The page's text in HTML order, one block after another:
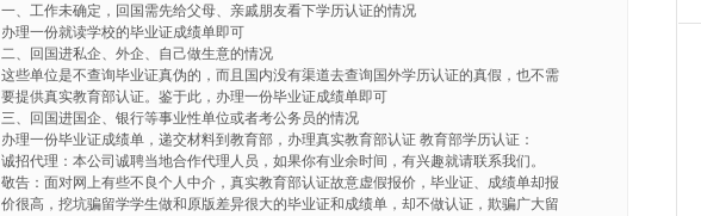
一、工作未确定，回国需先给父母、亲戚朋友看下学历认证的情况
办理一份就读学校的毕业证成绩单即可
二、回国进私企、外企、自己做生意的情况
这些单位是不查询毕业证真伪的，而且国内没有渠道去查询国外学历认证的真假，也不需
要提供真实教育部认证。鉴于此，办理一份毕业证成绩单即可
三、回国进国企、银行等事业性单位或者考公务员的情况
办理一份毕业证成绩单，递交材料到教育部，办理真实教育部认证 教育部学历认证：
诚招代理：本公司诚聘当地合作代理人员，如果你有业余时间，有兴趣就请联系我们。
敬告：面对网上有些不良个人中介，真实教育部认证故意虚假报价，毕业证、成绩单却报
价很高，挖坑骗留学学生做和原版差异很大的毕业证和成绩单，却不做认证，欺骗广大留